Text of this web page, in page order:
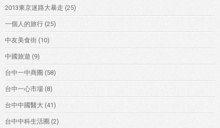
2013東京迷路大暴走 (25)
一個人的旅行 (25)
中友美食街 (10)
中國旅遊 (9)
台中一中商圈 (58)
台中一心市場 (8)
台中中國醫大 (41)
台中中科生活圈 (2)